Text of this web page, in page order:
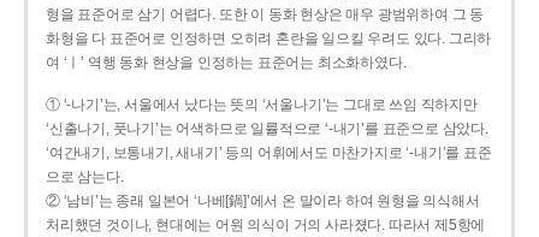
형을 표준어로 삼기 어렵다. 또한 이 동화 현상은 매우 광범위하여 그 동
화형을 다 표준어로 인정하면 오히려 혼란을 일으킬 우려도 있다. 그리하
여 ‘ㅣ’ 역행 동화 현상을 인정하는 표준어는 최소화하였다.
① ‘-나기’는, 서울에서 났다는 뜻의 ‘서울나기’는 그대로 쓰임 직하지만
‘신출나기, 풋나기’는 어색하므로 일률적으로 ‘-내기’를 표준으로 삼았다.
‘여간내기, 보통내기, 새내기’ 등의 어휘에서도 마찬가지로 ‘-내기’를 표준
으로 삼는다.
② ‘남비’는 종래 일본어 ‘나베[鍋]’에서 온 말이라 하여 원형을 의식해서
처리했던 것이나, 현대에는 어원 의식이 거의 사라졌다. 따라서 제5항에